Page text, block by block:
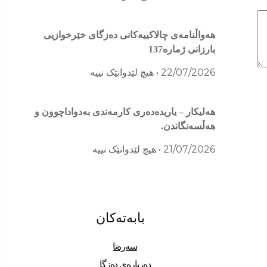
هەواڵنامەی چالاکییەکانی دەزگای خێرخوازیی
بارزانی ژمارە137
22/07/2026 هیچ لێدوانێک نییە
هەلیکار – یاریدەدەری کارمەندی بەدواداچوون و
هەڵسەنگاندن.
21/07/2026 هیچ لێدوانێک نییە
بابەتەکان
سەرەتا
دەربارەی دەزگا